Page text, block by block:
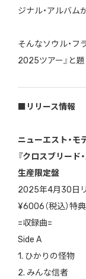
ジナル・アルバム
そんなソウル・フ
2025ツアー』と題
■リリース情報
ニューエスト・モ
『クロスブリード
生産限定盤
2025年4月30日
¥6006（税込）特
=収録曲=
Side A
1. ひかりの怪物
2. みんな信者